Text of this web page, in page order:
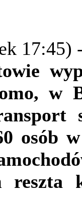
17:45)
w
osób
reszta